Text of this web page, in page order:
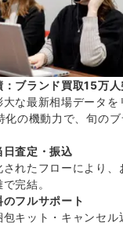
：ブランド買取15万
な最新相場データを
化の機動力で、旬の
日査定・振込
れたフローにより、
完結。
のフルサポート
キット・キャンセル